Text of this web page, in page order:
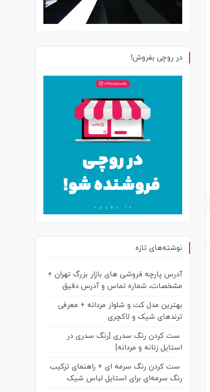
در روچی بفروش!
نوشته‌های تازه
آدرس پارچه فروشی های بازار بزرگ تهران +
مشخصات، شماره تماس و آدرس دقیق
بهترین مدل کت و شلوار مردانه + معرفی
ترندهای شیک و لاکچری
ست کردن رنگ سدری [رنگ سدری در
استایل زنانه و مردانه]
ست کردن رنگ سرمه‌ ای + راهنمای ترکیب
رنگ سرمه‌ای برای استایل لباس شیک